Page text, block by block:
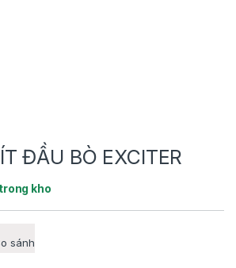
ĐẦU BÒ EXCITER
kho
sánh